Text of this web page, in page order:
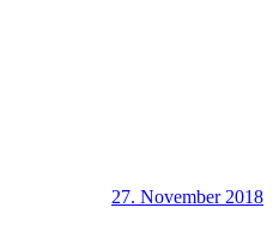
27. November 2018